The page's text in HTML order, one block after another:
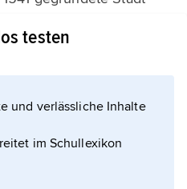
der Kolonialzeit, die
Spanien
testen
und verlässliche Inhalte
im Schullexikon